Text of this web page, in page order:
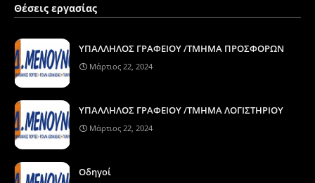
Θέσεις εργασίας
ΥΠΑΛΛΗΛΟΣ ΓΡΑΦΕΙΟΥ /ΤΜΗΜΑ ΠΡΟΣΦΟΡΩΝ
Μάρτιος 22, 2024
ΥΠΑΛΛΗΛΟΣ ΓΡΑΦΕΙΟΥ /ΤΜΗΜΑ ΛΟΓΙΣΤΗΡΙΟΥ
Μάρτιος 22, 2024
Οδηγοί